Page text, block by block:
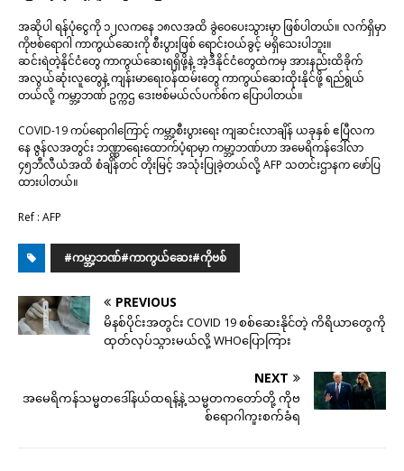
အဆိုပါ ရန်ပုံငွေကို ၁၂လကနေ ၁၈လအထိ ခွဲဝေပေးသွားမှာ ဖြစ်ပါတယ်။ လက်ရှိမှာ
ကိုဗစ်ရောဂါ ကာကွယ်ဆေးကို စီးပွားဖြစ် ရောင်းဝယ်ခွင့် မရှိသေးပါဘူး။
ဆင်းရဲတဲ့နိုင်ငံတွေ ကာကွယ်ဆေးရရှိဖို့နဲ့ အဲ့ဒီနိုင်ငံတွေထဲကမှ အားနည်းထိခိုက်
အလွယ်ဆုံးလူတွေနဲ့ ကျန်းမာရေးဝန်ထမ်းတွေ ကာကွယ်ဆေးထိုးနိုင်ဖို့ ရည်ရွယ်
တယ်လို့ ကမ္ဘာ့ဘဏ် ဥက္ကဌ ဒေးဗစ်မယ်လ်ပက်စ်က ပြောပါတယ်။
COVID-19 ကပ်ရောဂါကြောင့် ကမ္ဘာ့စီးပွားရေး ကျဆင်းလာချိန် ယခုနှစ် ဧပြီလက
နေ ဇွန်လအတွင်း ဘဏ္ဏာရေးထောက်ပံ့ရာမှာ ကမ္ဘာ့ဘဏ်ဟာ အမေရိကန်ဒေါ်လာ
၄၅ဘီလီယံအထိ စံချိန်တင် တိုးမြင့် အသုံးပြုခဲ့တယ်လို့ AFP သတင်းဌာနက ဖော်ပြ
ထားပါတယ်။
Ref : AFP
#ကမ္ဘာ့ဘဏ်#ကာကွယ်ဆေး#ကိုဗစ်
PREVIOUS
မိနစ်ပိုင်းအတွင်း COVID 19 စစ်ဆေးနိုင်တဲ့ ကိရိယာတွေကို
ထုတ်လုပ်သွားမယ်လို့ WHOပြောကြား
NEXT
အမေရိကန်သမ္မတဒေါ်နယ်ထရန့်နဲ့ သမ္မတကတော်တို့ ကိုဗ
စ်ရောဂါကူးစက်ခံရ